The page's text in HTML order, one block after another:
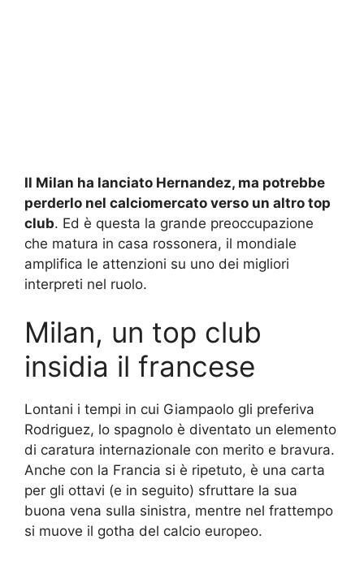
Il Milan ha lanciato Hernandez, ma potrebbe
perderlo nel calciomercato verso un altro top
club. Ed è questa la grande preoccupazione
che matura in casa rossonera, il mondiale
amplifica le attenzioni su uno dei migliori
interpreti nel ruolo.
Milan, un top club
insidia il francese
Lontani i tempi in cui Giampaolo gli preferiva
Rodriguez, lo spagnolo è diventato un elemento
di caratura internazionale con merito e bravura.
Anche con la Francia si è ripetuto, è una carta
per gli ottavi (e in seguito) sfruttare la sua
buona vena sulla sinistra, mentre nel frattempo
si muove il gotha del calcio europeo.